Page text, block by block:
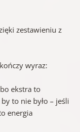
zestawieniu z
wyraz:
ekstra to
to nie było – jeśli
energia